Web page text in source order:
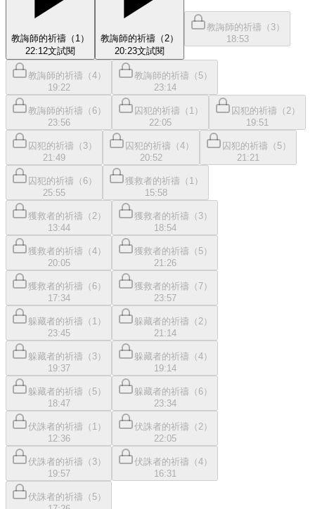
教誨師的祈禱（1）
22:12文試閱
教誨師的祈禱（2）
20:23文試閱
教誨師的祈禱（3）
18:53
教誨師的祈禱（4）
19:22
教誨師的祈禱（5）
23:14
教誨師的祈禱（6）
23:56
囚犯的祈禱（1）
22:05
囚犯的祈禱（2）
19:51
囚犯的祈禱（3）
21:49
囚犯的祈禱（4）
20:52
囚犯的祈禱（5）
21:21
囚犯的祈禱（6）
25:55
獲救者的祈禱（1）
15:58
獲救者的祈禱（2）
13:44
獲救者的祈禱（3）
18:54
獲救者的祈禱（4）
20:05
獲救者的祈禱（5）
21:26
獲救者的祈禱（6）
17:34
獲救者的祈禱（7）
23:57
躲藏者的祈禱（1）
23:45
躲藏者的祈禱（2）
21:14
躲藏者的祈禱（3）
19:37
躲藏者的祈禱（4）
19:14
躲藏者的祈禱（5）
18:47
躲藏者的祈禱（6）
23:34
伏誅者的祈禱（1）
12:36
伏誅者的祈禱（2）
22:05
伏誅者的祈禱（3）
19:57
伏誅者的祈禱（4）
16:31
伏誅者的祈禱（5）